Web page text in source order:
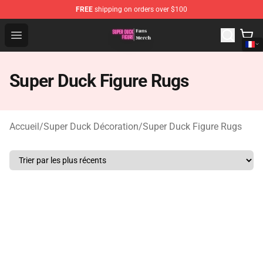
FREE shipping on orders over $100
Open menu
Super Duck Figure Shop - The Best Store of Super Duck
Super Duck Figure Rugs
Accueil/Super Duck Décoration/Super Duck Figure Rugs